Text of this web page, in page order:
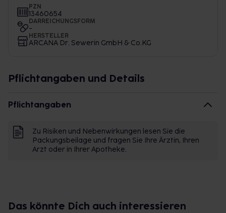
PZN
13460654
DARREICHUNGSFORM
-
HERSTELLER
ARCANA Dr. Sewerin GmbH & Co.KG
Pflichtangaben und Details
Pflichtangaben
Zu Risiken und Nebenwirkungen lesen Sie die
Packungsbeilage und fragen Sie Ihre Ärztin, Ihren
Arzt oder in Ihrer Apotheke.
Das könnte Dich auch interessieren